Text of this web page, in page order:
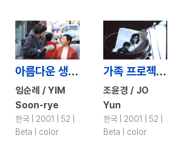
아름다운 생존 – 여성영화인이 말하는 영화 / Keeping the Vision Alive -Women in Korean Filmmaking
임순례 / YIM
Soon-rye
한국 | 2001 | 52 |
Beta | color
가족 프로젝트 - 아버지의 집 / Family Project: House of a Father
조윤경 / JO
Yun
한국 | 2001 | 52 |
Beta | color